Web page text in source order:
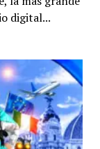
digital...